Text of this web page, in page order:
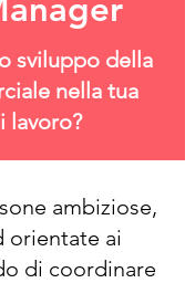
sviluppo della
nella tua
lavoro?
ambiziose,
orientate ai
di coordinare